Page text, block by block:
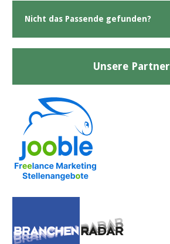
Nicht das Passende gefunden?
Unsere Partner